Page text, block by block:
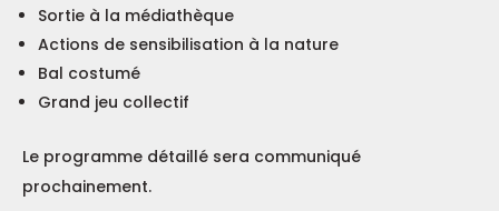
Sortie à la médiathèque
Actions de sensibilisation à la nature
Bal costumé
Grand jeu collectif
Le programme détaillé sera communiqué
prochainement.